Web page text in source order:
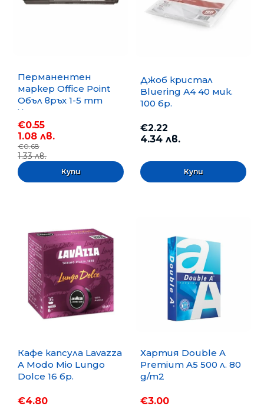
Перманентен
маркер Office Point
Объл връх 1-5 mm
Черен
€0.55
1.08 лв.
€0.68
1.33 лв.
Джоб кристал
Bluering А4 40 мик.
100 бр.
€2.22
4.34 лв.
Кафе капсула Lavazza
A Modo Mio Lungo
Dolce 16 бр.
€4.80
Хартия Double A
Premium A5 500 л. 80
g/m2
€3.00